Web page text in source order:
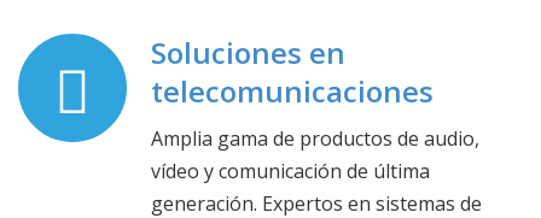
Soluciones en
telecomunicaciones
Amplia gama de productos de audio,
vídeo y comunicación de última
generación. Expertos en sistemas de